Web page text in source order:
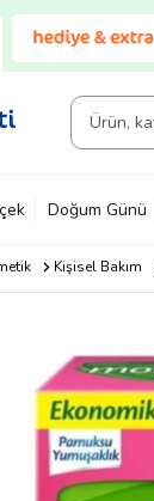
Doğum Günü
Kişisel Bakım